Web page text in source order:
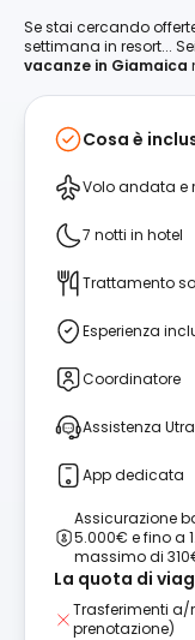
Se stai cercando
settimana in resort...
vacanze in Giamaica
Cosa è
Volo andata e
7 notti in hotel
Trattamento
Esperienza
Coordinatore
Assistenza
App dedicata
Assicurazione
5.000€ e fino a
massimo di
La quota di
Trasferimenti
prenotazione)